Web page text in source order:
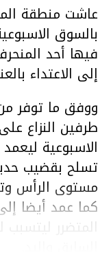
عاشت منطقة
بالسوق
فيها أحد
إلى الاعتداء
ووفق ما توفر
طرفين النزاع
الاسبوعية
تسلح بقضيب
مستوى الرأس
كما عمد أيضا
المتضرر